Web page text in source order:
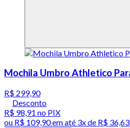
Mochila Umbro Athletico
R$ 299,90
Desconto
R$ 98,91 no PIX
ou R$ 109,90em até 3x de R$